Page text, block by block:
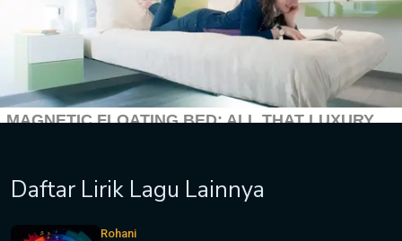
Daftar Lirik Lagu Lainnya
Rohani